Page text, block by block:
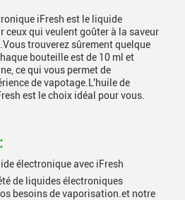
iFresh est le liquide
ceux qui veulent goûter à la saveur
trouverez sûrement quelque
bouteille est de 10 ml et
ce qui vous permet de
de vapotage.L'huile de
est le choix idéal pour vous.
électronique avec iFresh
de liquides électroniques
besoins de vaporisation.et notre